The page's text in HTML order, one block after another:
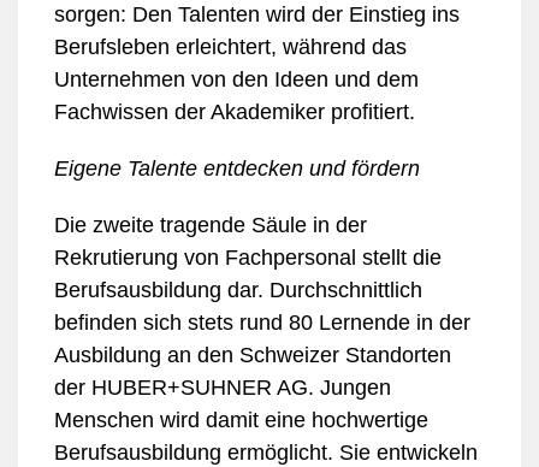
sorgen: Den Talenten wird der Einstieg ins
Berufsleben erleichtert, während das
Unternehmen von den Ideen und dem
Fachwissen der Akademiker profitiert.
Eigene Talente entdecken und fördern
Die zweite tragende Säule in der
Rekrutierung von Fachpersonal stellt die
Berufsausbildung dar. Durchschnittlich
befinden sich stets rund 80 Lernende in der
Ausbildung an den Schweizer Standorten
der HUBER+SUHNER AG. Jungen
Menschen wird damit eine hochwertige
Berufsausbildung ermöglicht. Sie entwickeln